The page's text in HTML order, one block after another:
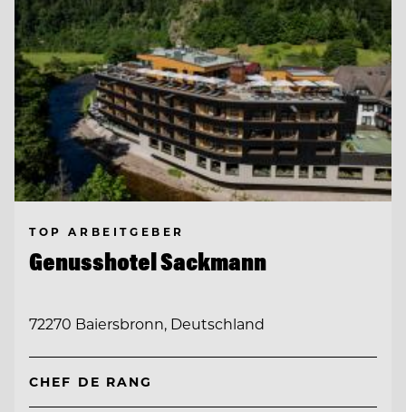
TOP ARBEITGEBER
Genusshotel Sackmann
72270 Baiersbronn, Deutschland
CHEF DE RANG